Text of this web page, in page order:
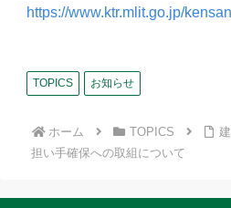
https://www.ktr.mlit.go.jp/
TOPICS お知らせ
ホーム TOPICS
担い手確保への取組について